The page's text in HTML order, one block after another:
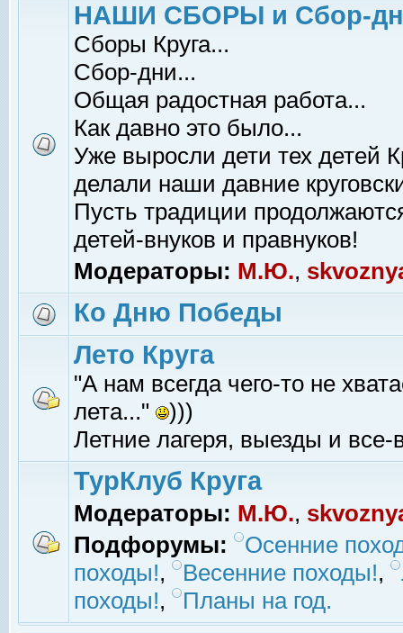
НАШИ СБОРЫ и Сбор-
Сборы Круга...
Сбор-дни...
Общая радостная работа...
Как давно это было...
Уже выросли дети тех детей
делали наши давние
Пусть традиции
детей-внуков и правнуков!
Модераторы: М.Ю.,
Ко Дню Победы
Лето Круга
"А нам всегда чего-то не
лета..."
)))
Летние лагеря, выезды и все-
ТурКлуб Круга
Модераторы: М.Ю.,
Подфорумы:
Осенние
походы!, Весенние походы!,
походы!, Планы на год.